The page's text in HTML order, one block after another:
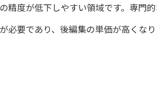
精度が低下しやすい領域です。専門
必要であり、後編集の単価が高くな